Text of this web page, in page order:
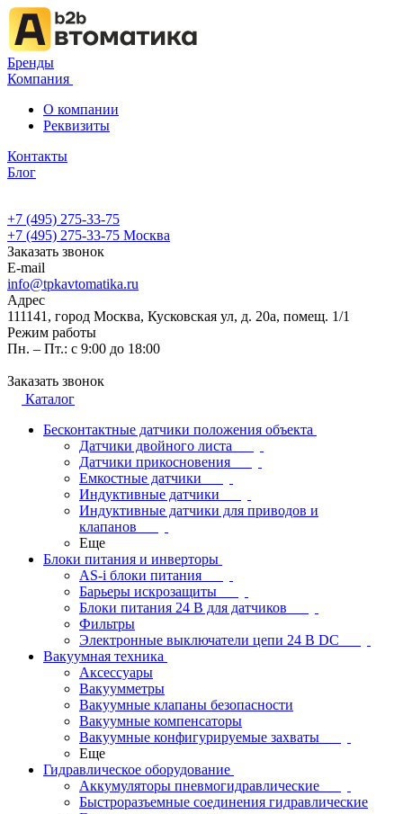
Бренды
Компания
О компании
Реквизиты
Контакты
Блог
+7 (495) 275-33-75
+7 (495) 275-33-75 Москва
Заказать звонок
E-mail
info@tpkavtomatika.ru
Адрес
111141, город Москва, Кусковская ул, д. 20а, помещ. 1/1
Режим работы
Пн. – Пт.: с 9:00 до 18:00
Заказать звонок
Каталог
Бесконтактные датчики положения объекта
Датчики двойного листа
Датчики прикосновения
Емкостные датчики
Индуктивные датчики
Индуктивные датчики для приводов и
клапанов
Еще
Блоки питания и инверторы
AS-i блоки питания
Барьеры искрозащиты
Блоки питания 24 В для датчиков
Фильтры
Электронные выключатели цепи 24 В DC
Вакуумная техника
Аксессуары
Вакуумметры
Вакуумные клапаны безопасности
Вакуумные компенсаторы
Вакуумные конфигурируемые захваты
Еще
Гидравлическое оборудование
Аккумуляторы пневмогидравлические
Быстроразъемные соединения гидравлические